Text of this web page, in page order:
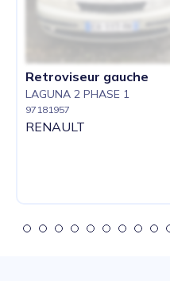
Retroviseur gauche
LAGUNA 2 PHASE 1
97181957
RENAULT